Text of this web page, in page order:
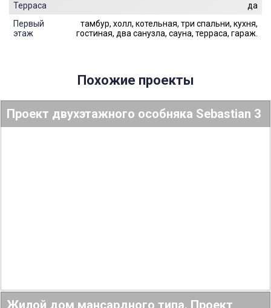
Терраса
да
Первый
этаж
тамбур, холл, котельная, три спальни, кухня,
гостиная, два санузла, сауна, терраса, гараж.
Похожие проекты
Проект двухэтажного особняка Sebastian 3
Жилой дом мансардного типа. Проект